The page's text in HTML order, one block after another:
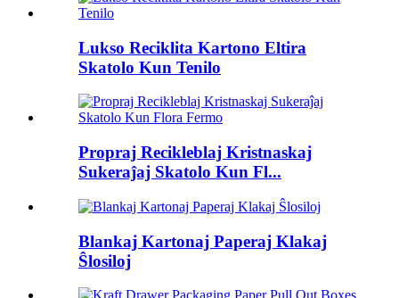
Lukso Reciklita Kartono Eltira
Skatolo Kun Tenilo
Propraj Recikleblaj Kristnaskaj
Sukeraĵaj Skatolo Kun Fl...
Blankaj Kartonaj Paperaj Klakaj
Ŝlosiloj